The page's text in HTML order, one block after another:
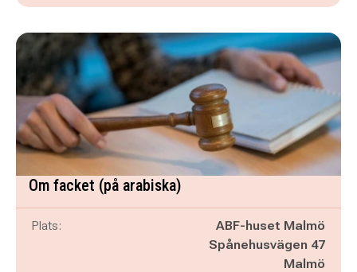
Om facket (på arabiska)
Plats:
ABF-huset Malmö
Spånehusvägen 47
Malmö